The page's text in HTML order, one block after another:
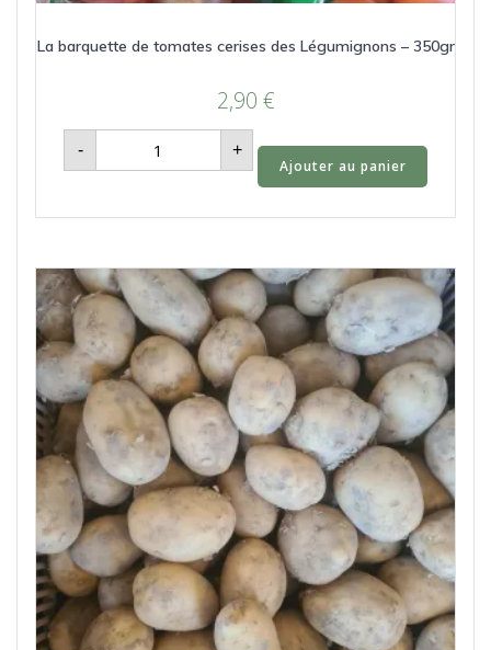
La barquette de tomates cerises des Légumignons – 350gr
2,90 €
-
quantité
de
La
tomates
Légumignons
-
350gr
+
Ajouter au panier